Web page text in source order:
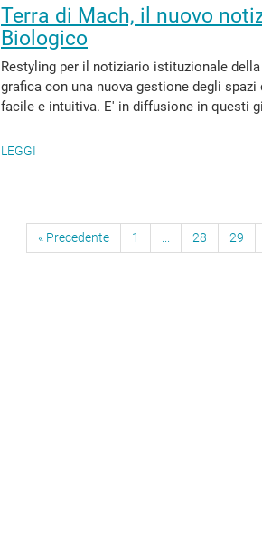
Terra di Mach, il nuovo
Biologico
Restyling per il notiziario istituzionale
grafica con una nuova gestione degli
facile e intuitiva. E' in diffusione in questi
LEGGI
« Precedente 1 28 29